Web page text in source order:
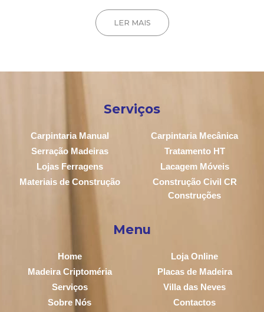
LER MAIS
Serviços
Carpintaria Manual
Carpintaria Mecânica
Serração Madeiras
Tratamento HT
Lojas Ferragens
Lacagem Móveis
Materiais de Construção
Construção Civil CR
Construções
Menu
Home
Loja Online
Madeira Criptoméria
Placas de Madeira
Serviços
Villa das Neves
Sobre Nós
Contactos